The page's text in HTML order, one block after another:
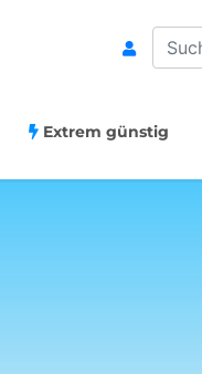
Search
Extrem günstig